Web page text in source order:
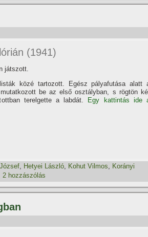
(1941)
játszott.
közé tartozott. Egész pályafutása alatt
be az első osztályban, s rögtön
terelgette a labdát.
Egy kattintás ide
, Hetyei László, Kohut Vilmos, Korányi
2 hozzászólás